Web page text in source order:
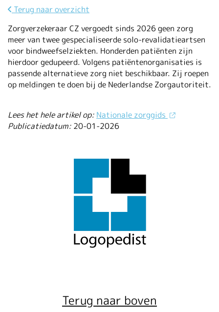
Terug naar overzicht
Zorgverzekeraar CZ vergoedt sinds 2026 geen zorg
meer van twee gespecialiseerde solo-revalidatieartsen
voor bindweefselziekten. Honderden patiënten zijn
hierdoor gedupeerd. Volgens patiëntenorganisaties is
passende alternatieve zorg niet beschikbaar. Zij roepen
op meldingen te doen bij de Nederlandse Zorgautoriteit.
Lees het hele artikel op: Nationale zorggids
Publicatiedatum: 20-01-2026
Terug naar boven